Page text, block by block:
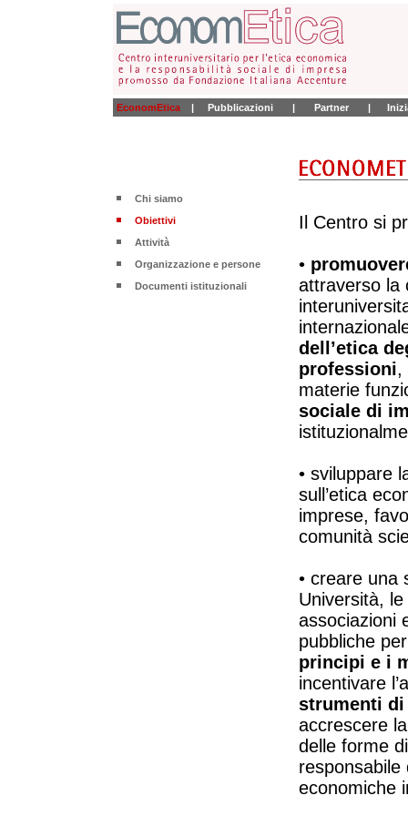
EconomEtica | Pubblicazioni | Partner |
Chi siamo
Obiettivi
Attività
Organizzazione e persone
Documenti istituzionali
Il Centro si
•
attraverso la
dell’etica
professioni,
materie
sociale di
• sviluppare
sull’etica
imprese,
comunità
• creare una
Università,
associazioni
pubbliche
principi e i
incentivare
strumenti di
accrescere
delle forme
responsabile
economiche